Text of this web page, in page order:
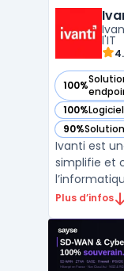
forme de
des ressour
l'IT
100%
— voir Ivanti
100%
— voir Ivanti
90%
— voir Ivanti
Ivanti est
simplifie et
outils pour
gestion des
répondre
modernes,
Plus d’infos